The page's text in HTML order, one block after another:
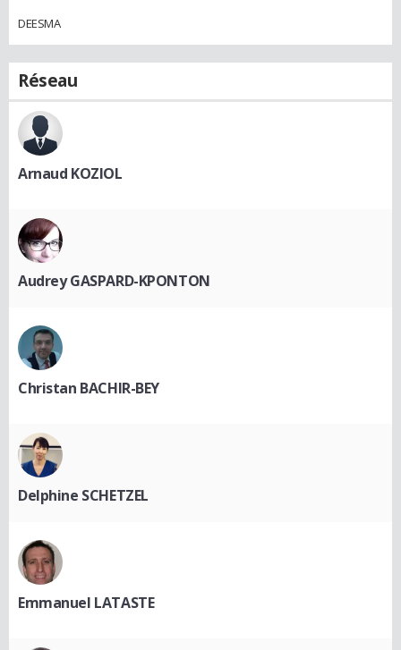
DEESMA
Réseau
Arnaud KOZIOL
Audrey GASPARD-KPONTON
Christan BACHIR-BEY
Delphine SCHETZEL
Emmanuel LATASTE